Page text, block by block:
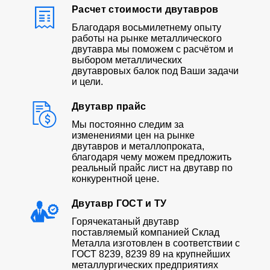
Расчет стоимости двутавров
Благодаря восьмилетнему опыту
работы на рынке металлического
двутавра мы поможем с расчётом и
выбором металлических
двутавровых балок под Ваши задачи
и цели.
Двутавр прайс
Мы постоянно следим за
изменениями цен на рынке
двутавров и металлопроката,
благодаря чему можем предложить
реальный прайс лист на двутавр по
конкурентной цене.
Двутавр ГОСТ и ТУ
Горячекатаный двутавр
поставляемый компанией Склад
Металла изготовлен в соответствии с
ГОСТ 8239, 8239 89 на крупнейших
металлургических предприятиях